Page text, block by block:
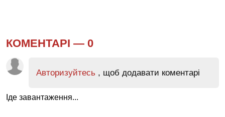
КОМЕНТАРІ — 0
Авторизуйтесь , щоб додавати коментарі
Іде завантаження...